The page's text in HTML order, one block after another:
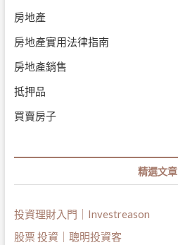
房地產
房地產實用法律指南
房地產銷售
抵押品
買賣房子
精選文章
投資理財入門｜Investreason
股票 投資｜聰明投資客